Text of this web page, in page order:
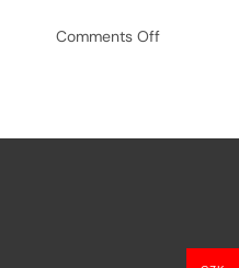
Comments Offon
výsledkům